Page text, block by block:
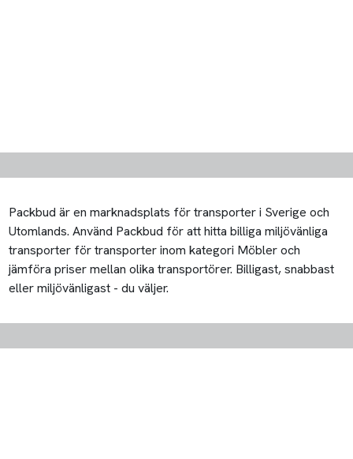
Packbud är en marknadsplats för transporter i Sverige och
Utomlands. Använd Packbud för att hitta billiga miljövänliga
transporter för transporter inom kategori Möbler och
jämföra priser mellan olika transportörer. Billigast, snabbast
eller miljövänligast - du väljer.